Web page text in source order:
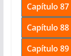
Capítulo 87
Capítulo 88
Capítulo 89